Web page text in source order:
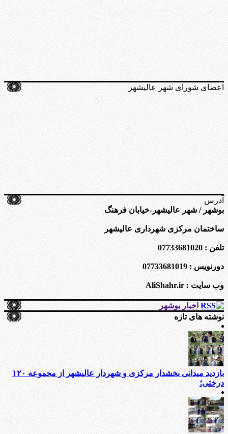
اعضای شورای شهر عالیشهر
آدرس
بوشهر / شهر عالیشهر-خیابان فرهنگ
ساختمان مرکزی شهرداری عالیشهر
تلفن : 07733681020
دورنویس : 07733681019
وب سایت : AliShahr.ir
اخبار بوشهر
نوشته های تازه
بازدید میدانی بخشدار مرکزی و شهردار عالیشهر از مجموعه ۱۲۰
درختی؛